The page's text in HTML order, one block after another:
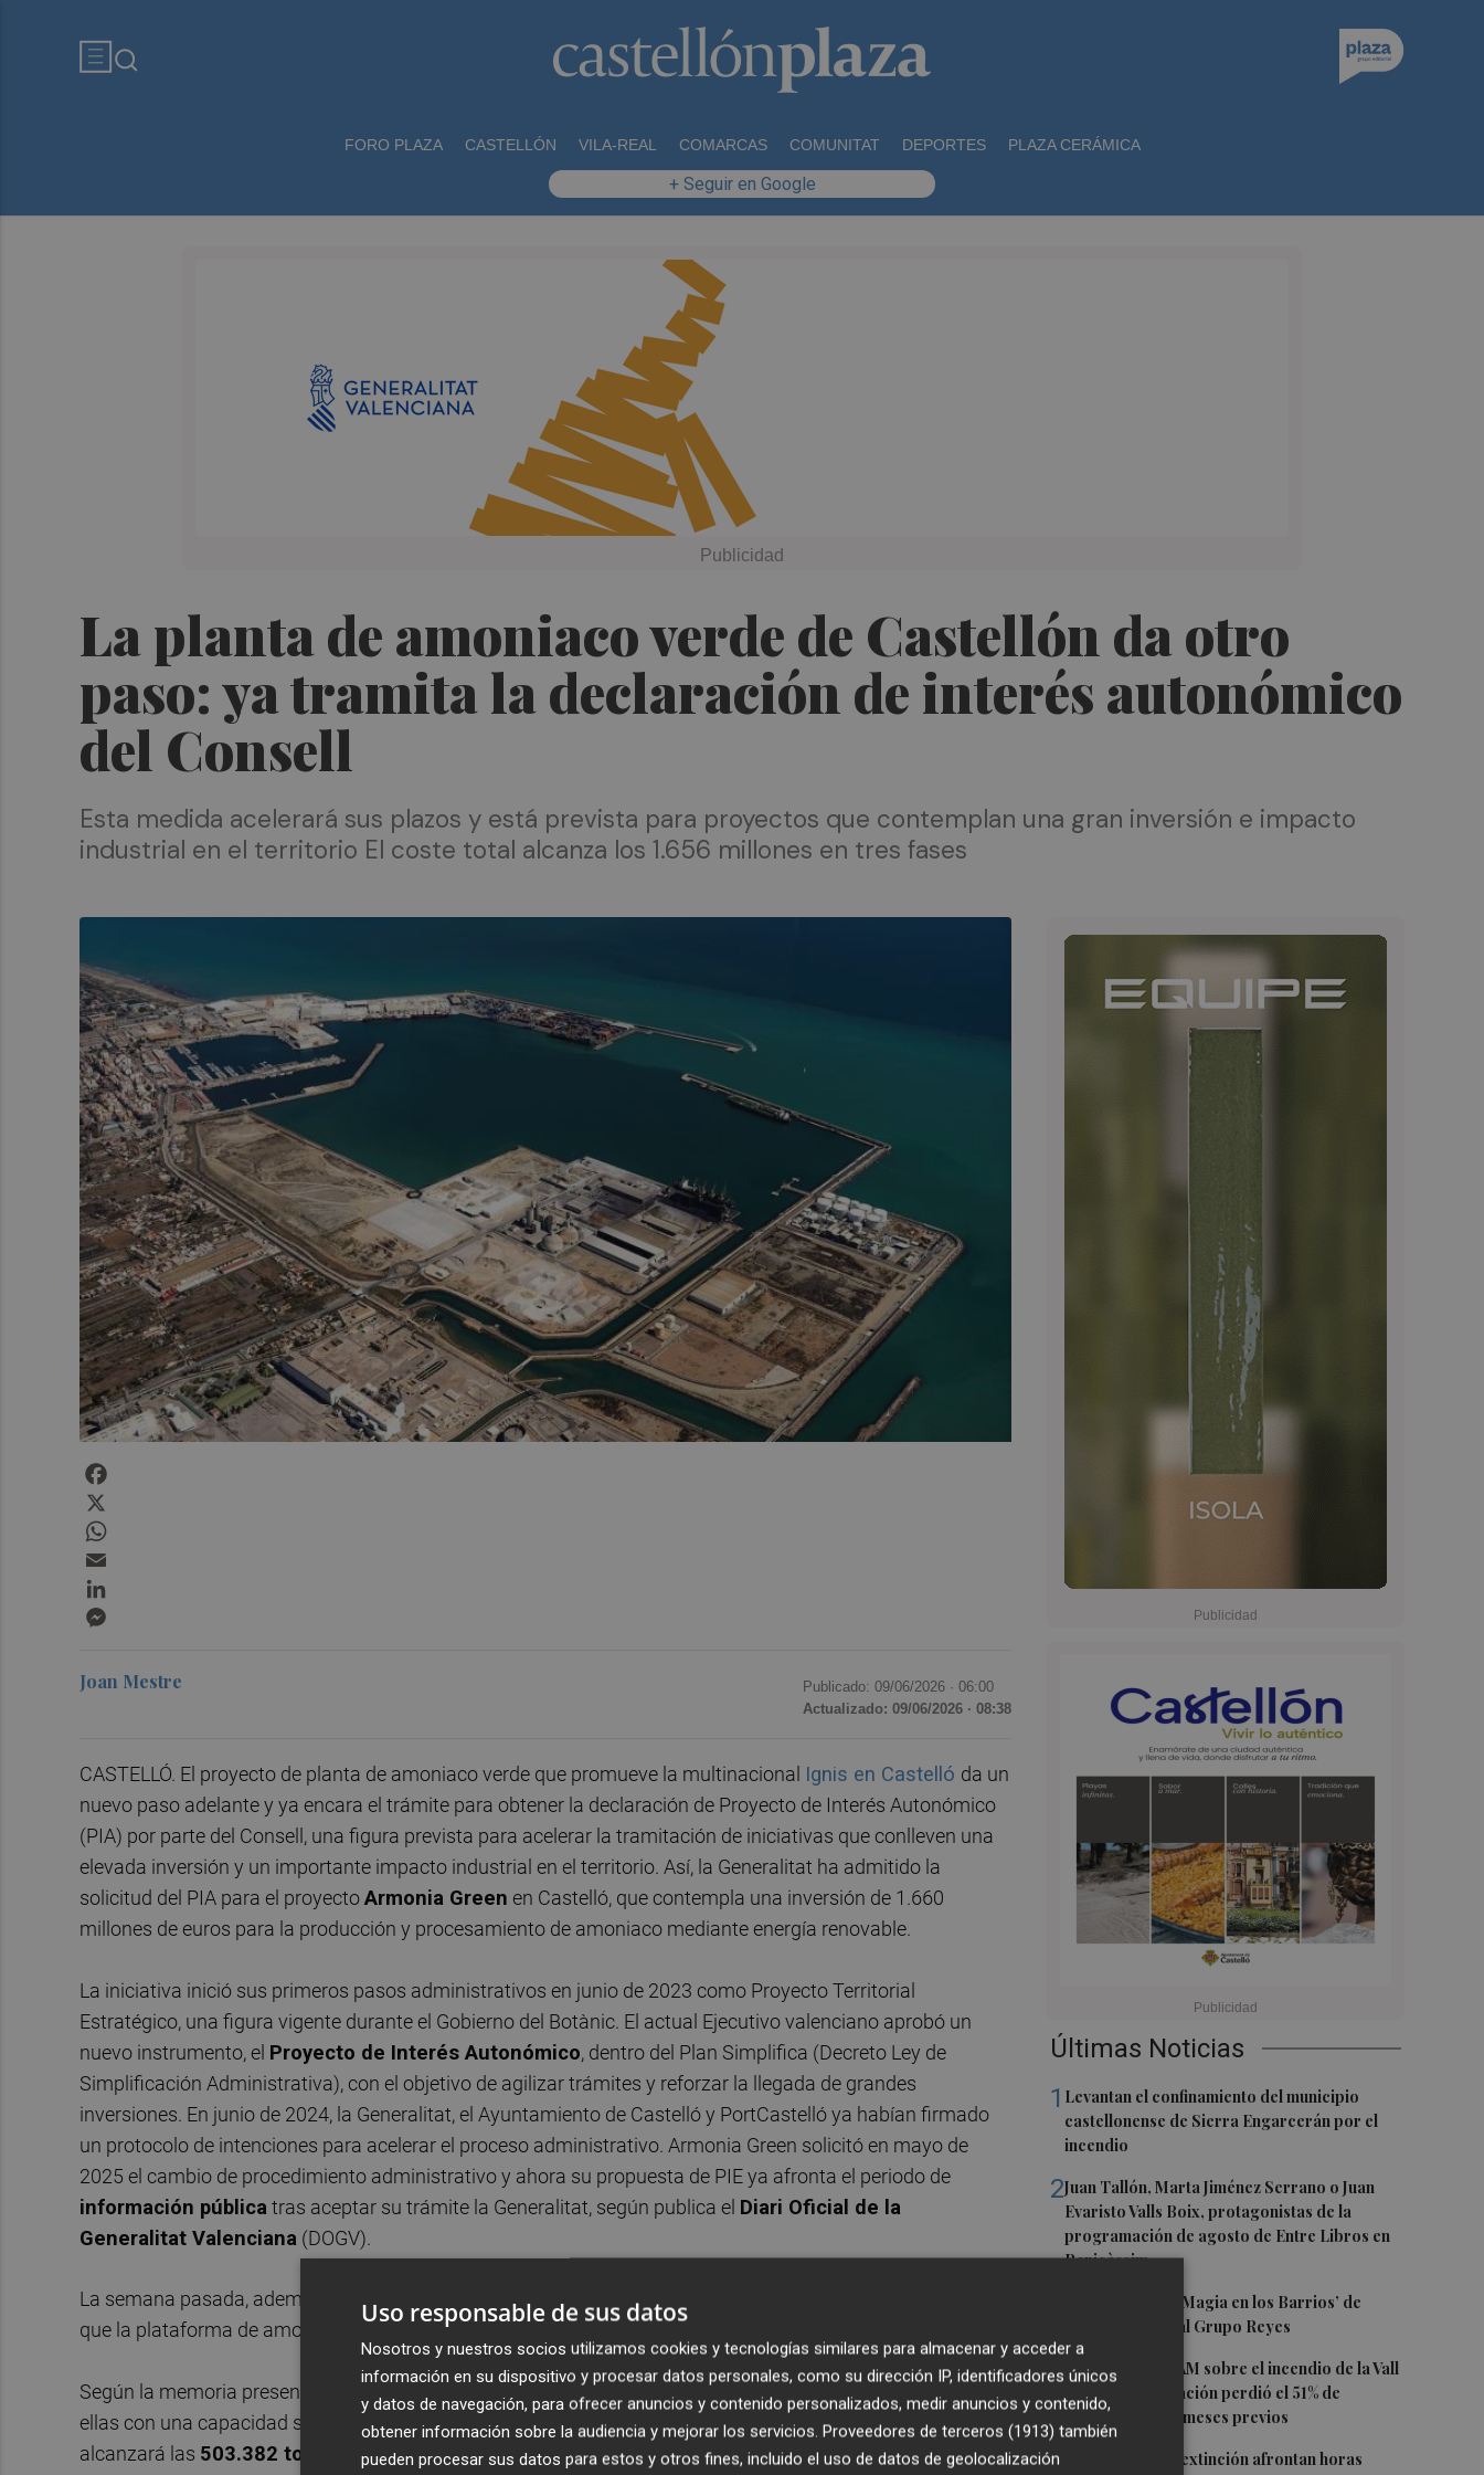
FORO PLAZA CASTELLÓN VILA-REAL COMARCAS COMUNITAT DEPORTES PLAZA CERÁMICA
+ Seguir en Google
La planta de amoniaco verde de Castellón da otro
paso: ya tramita la declaración de interés autonómico
del Consell
Esta medida acelerará sus plazos y está prevista para proyectos que contemplan una gran inversión e impacto
industrial en el territorio El coste total alcanza los 1.656 millones en tres fases
Últimas Noticias
1 Levantan el confinamiento del municipio
castellonense de Sierra Engarcerán por el
incendio
2Juan Tallón, Marta Jiménez Serrano o Juan
Evaristo Valls Boix, protagonistas de la
programación de agosto de Entre Libros en
Benicàssim
Los talleres de ‘Magia en los Barrios’ de
Castelló llegan al Grupo Reyes
4 Informe del CEAM sobre el incendio de la Vall
d'Uixó: la vegetación perdió el 51% de
humedad en los meses previos
5
Los equipos de extinción afrontan horas
Joan Mestre Publicado: 09/06/2026 · 06:00
Actualizado: 09/06/2026 · 08:38
CASTELLÓ. El proyecto de planta de amoniaco verde que promueve la multinacional Ignis en Castelló da un
nuevo paso adelante y ya encara el trámite para obtener la declaración de Proyecto de Interés Autonómico
(PIA) por parte del Consell, una figura prevista para acelerar la tramitación de iniciativas que conlleven una
elevada inversión y un importante impacto industrial en el territorio. Así, la Generalitat ha admitido la
solicitud del PIA para el proyectoArmonia Green en Castelló, que contempla una inversión de 1.660
millones de euros para la producción y procesamiento de amoniaco mediante energía renovable.
La iniciativa inició sus primeros pasos administrativos en junio de 2023 como Proyecto Territorial
Estratégico, una figura vigente durante el Gobierno del Botànic. El actual Ejecutivo valenciano aprobó un
nuevo instrumento, el Proyecto de Interés Autonómico, dentro del Plan Simplifica (Decreto Ley de
Simplificación Administrativa), con el objetivo de agilizar trámites y reforzar la llegada de grandes
inversiones. En junio de 2024, la Generalitat, el Ayuntamiento de Castelló y PortCastelló ya habían firmado
un protocolo de intenciones para acelerar el proceso administrativo. Armonia Green solicitó en mayo de
2025 el cambio de procedimiento administrativo y ahora su propuesta de PIE ya afronta el periodo de
información pública tras aceptar su trámite la Generalitat, según publica el Diari Oficial de la
Generalitat Valenciana (DOGV).
La semana pasada, además, activó la solicitud de una nueva Autorización Ambiental Integrada
que la plataforma de amoniaco verde afronta ya sus últimos trámites administrativos.
Según la memoria presentada para la obtención del PIA, el proyecto se ejecutará en tres fases, cada una de
ellas con una capacidad superior a las 167.000 toneladas anuales de amoniaco. La producción total
alcanzará las 503.382 toneladas anualescuando la instalación esté plenamente operativa. La planta
Uso responsable de sus datos
Nosotros y nuestros socios utilizamos cookies y tecnologías similares para almacenar y acceder a
información en su dispositivo y procesar datos personales, como su dirección IP, identificadores únicos
y datos de navegación, para ofrecer anuncios y contenido personalizados, medir anuncios y contenido,
obtener información sobre la audiencia y mejorar los servicios. Proveedores de terceros (1913) también
pueden procesar sus datos para estos y otros fines, incluido el uso de datos de geolocalización